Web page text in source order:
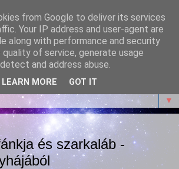
az életemből. Mosollyal,
marcipánnal, csokival.
▼
és szarkaláb -
from Google to deliver its services
Your IP address and user-agent are
along with performance and security
of service, generate usage
and address abuse.
LEARN MORE GOT IT